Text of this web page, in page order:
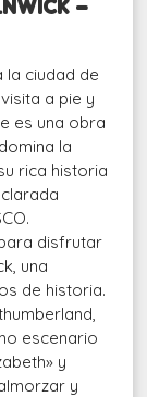
–
la ciudad de
a pie y
es una obra
la
rica historia
disfrutar
una
de historia.
escenario
y
y